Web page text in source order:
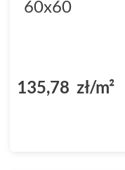
60x60
135,78 zł/m²